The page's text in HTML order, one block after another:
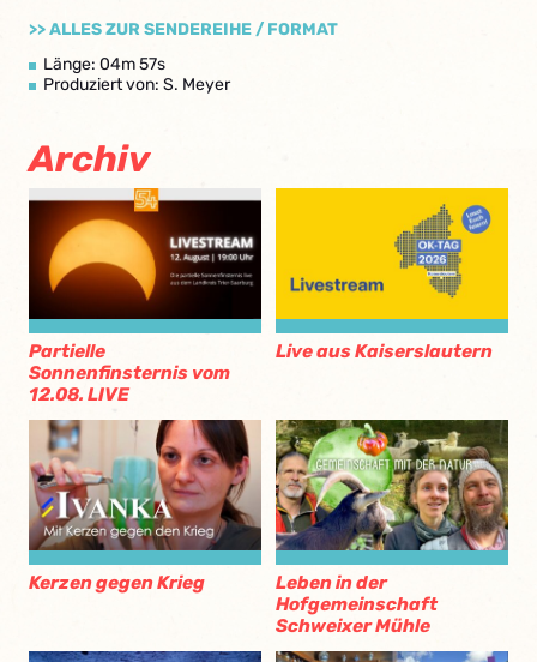
>> ALLES ZUR SENDEREIHE / FORMAT
Länge: 04m 57s
Produziert von: S. Meyer
Archiv
Partielle
Sonnenfinsternis vom
12.08. LIVE
Live aus Kaiserslautern
Kerzen gegen Krieg
Leben in der
Hofgemeinschaft
Schweixer Mühle